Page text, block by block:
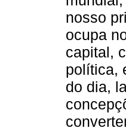
nosso
ocupa
capital,
política,
do dia,